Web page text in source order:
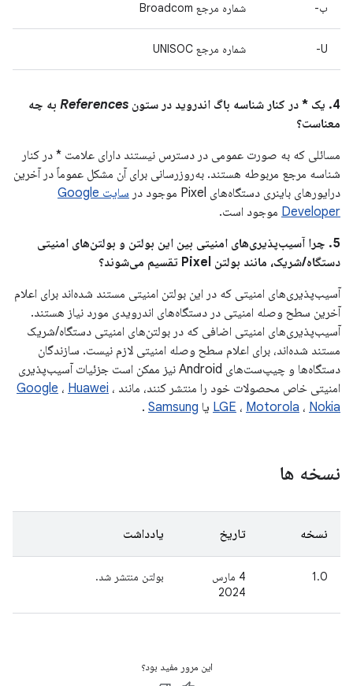
ب- شماره مرجع Broadcom
U- شماره مرجع UNISOC
4. یک * در کنار شناسه باگ اندروید در ستون References به چه
معناست؟
مسائلی که به صورت عمومی در دسترس نیستند دارای علامت * در کنار
شناسه مرجع مربوطه هستند. به‌روزرسانی برای آن مشکل عموماً در آخرین
درایورهای باینری دستگاه‌های Pixel موجود در
سایت Google
Developer موجود است.
5. چرا آسیب‌پذیری‌های امنیتی بین این بولتن و بولتن‌های امنیتی
دستگاه/شریک، مانند بولتن Pixel تقسیم می‌شوند؟
آسیب‌پذیری‌های امنیتی که در این بولتن امنیتی مستند شده‌اند برای اعلام
آخرین سطح وصله امنیتی در دستگاه‌های اندرویدی مورد نیاز هستند.
آسیب‌پذیری‌های امنیتی اضافی که در بولتن‌های امنیتی دستگاه/شریک
مستند شده‌اند، برای اعلام سطح وصله امنیتی لازم نیست. سازندگان
دستگاه‌ها و چیپ‌ست‌های Android نیز ممکن است جزئیات آسیب‌پذیری
امنیتی خاص محصولات خود را منتشر کنند، مانند
Google ، Huawei ،
LGE ، Motorola ، Nokia یا Samsung
.
نسخه ها
نسخه تاریخ یادداشت
1.0
4 مارس
2024
بولتن منتشر شد.
این مرور مفید بود؟